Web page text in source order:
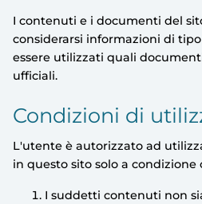
I contenuti e i documenti del
considerarsi informazioni di
essere utilizzati quali
ufficiali.
Condizioni di
L'utente è autorizzato ad
in questo sito solo a condizione
I suddetti contenuti non